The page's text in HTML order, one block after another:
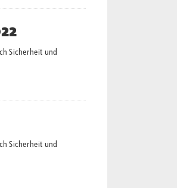
Sicherheit und
Sicherheit und